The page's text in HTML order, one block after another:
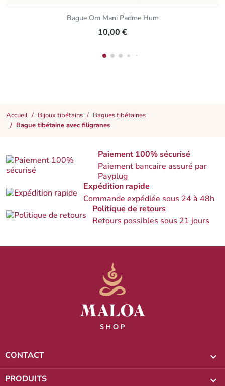
Bague Om Mani Padme Hum
10,00 €
Accueil Bijoux tibétains
Bagues tibétaines
Bague tibétaine avec filigranes
Paiement 100% sécurisé
Paiement bancaire assuré par
Payplug
Expédition rapide
Commande expédiée sous 24 à 48h
Politique de retours
Retours possibles sous 21 jours
CONTACT 
PRODUITS 